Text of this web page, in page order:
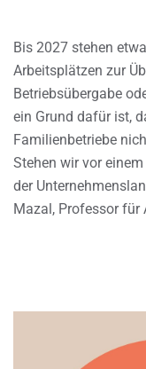
Bis 2027 stehen
Arbeitsplätzen zur
Betriebsübergabe
ein Grund dafür ist,
Familienbetriebe
Stehen wir vor
der
Mazal, Professor für